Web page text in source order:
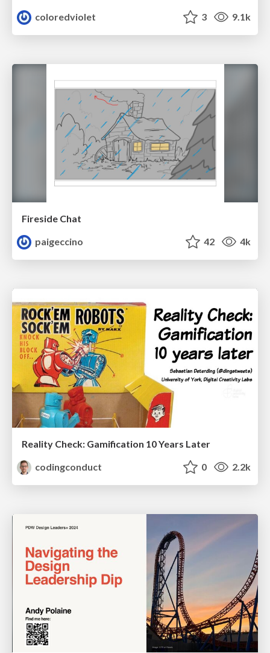
coloredviolet
3 9.1k
Fireside Chat
paigeccino
42 4k
Reality Check: Gamification 10 Years Later
codingconduct
0 2.2k